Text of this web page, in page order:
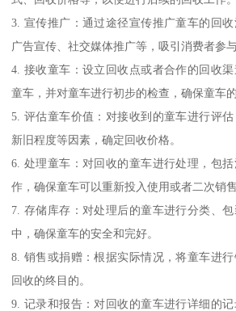
3. 宣传推广：通过途径宣传推广童车的回
广告宣传、社交媒体推广等，吸引消费者参
4. 接收童车：设立回收点或者合作的回收
童车，并对童车进行初步的检查，确保童车的
5. 评估童车价值：对接收到的童车进行评估
新旧程度等因素，确定回收价格。
6. 处理童车：对回收的童车进行处理，包
作，确保童车可以重新投入使用或者二次销售
7. 存储库存：对处理后的童车进行分类、
中，确保童车的安全和完好。
8. 销售或捐赠：根据实际情况，将童车进
回收的终目的。
9. 记录和报告：对回收的童车进行详细的记